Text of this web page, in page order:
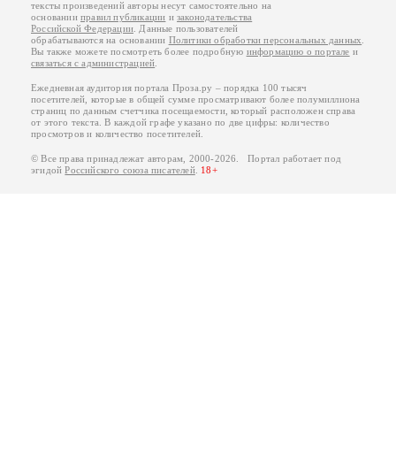
тексты произведений авторы несут самостоятельно на
основанииправил публикации изаконодательства
Российской Федерации . Данные пользователей
обрабатываются на основании Политики обработки персональных данных
Вы также можете посмотреть более подробную информацию о портале и
связаться с администрацией
Ежедневная аудитория портала Проза.ру – порядка 100 тысяч
посетителей, которые в общей сумме просматривают более полумиллиона
страниц по данным счетчика посещаемости, который расположен справа
от этого текста. В каждой графе указано по две цифры: количество
просмотров и количество посетителей.
© Все права принадлежат авторам, 2000-2026. Портал работает под
эгидойРоссийского союза писателей. 18+